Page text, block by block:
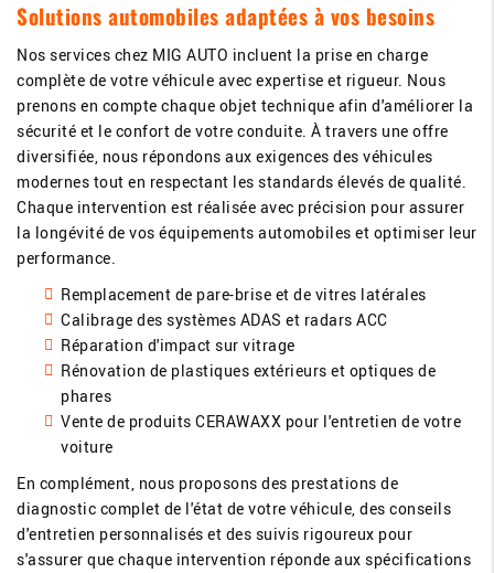
Solutions automobiles adaptées à vos besoins
Nos services chez MIG AUTO incluent la prise en charge
complète de votre véhicule avec expertise et rigueur. Nous
prenons en compte chaque objet technique afin d'améliorer la
sécurité et le confort de votre conduite. À travers une offre
diversifiée, nous répondons aux exigences des véhicules
modernes tout en respectant les standards élevés de qualité.
Chaque intervention est réalisée avec précision pour assurer
la longévité de vos équipements automobiles et optimiser leur
performance.
Remplacement de pare-brise et de vitres latérales
Calibrage des systèmes ADAS et radars ACC
Réparation d'impact sur vitrage
Rénovation de plastiques extérieurs et optiques de
phares
Vente de produits CERAWAXX pour l'entretien de votre
voiture
En complément, nous proposons des prestations de
diagnostic complet de l'état de votre véhicule, des conseils
d'entretien personnalisés et des suivis rigoureux pour
s'assurer que chaque intervention réponde aux spécifications